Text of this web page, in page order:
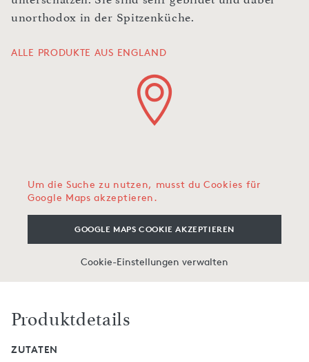
unorthodox in der Spitzenküche.
ALLE PRODUKTE AUS ENGLAND
Um die Suche zu nutzen, musst du Cookies für
Google Maps akzeptieren.
GOOGLE MAPS COOKIE AKZEPTIEREN
Cookie-Einstellungen verwalten
Produktdetails
ZUTATEN